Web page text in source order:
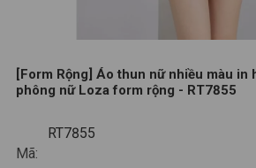
[Form Rộng] Áo thun nữ nhiều màu in
phông nữ Loza form rộng - RT7855
Mã:
RT7855